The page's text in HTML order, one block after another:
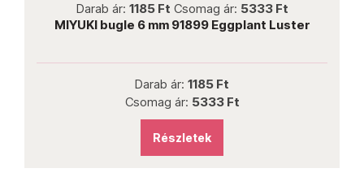
Darab ár: 1185 Ft Csomag ár: 5333 Ft
MIYUKI bugle 6 mm 91899 Eggplant Luster
Darab ár: 1185 Ft
Csomag ár: 5333 Ft
Részletek